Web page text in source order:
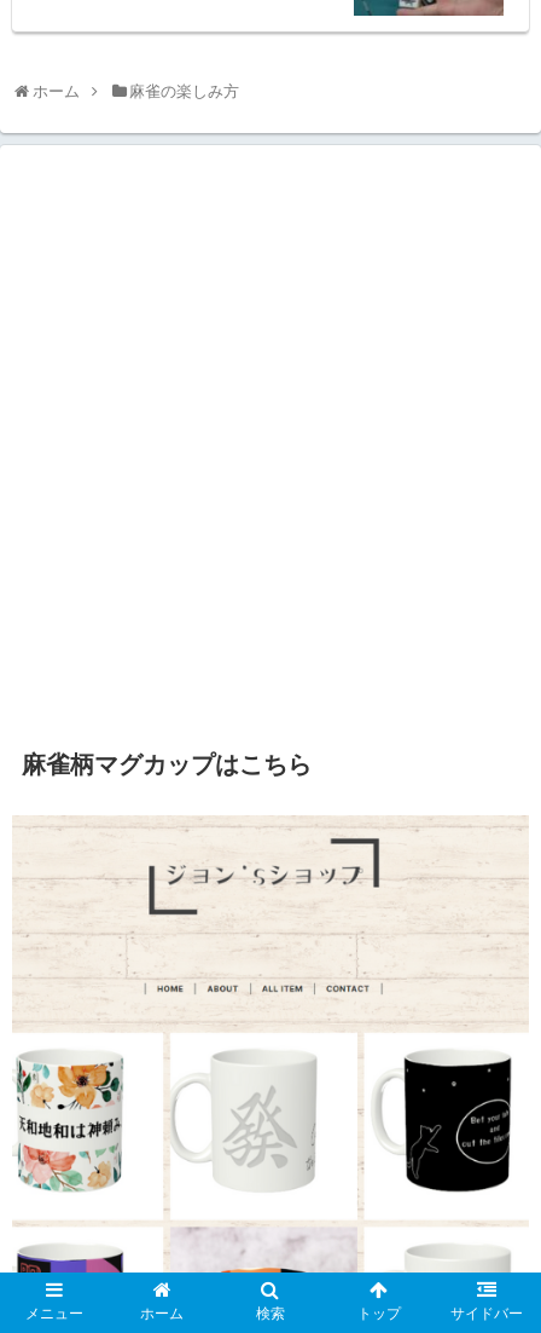
ホーム 麻雀の楽しみ方
麻雀柄マグカップはこちら
メニュー ホーム 検索 トップ サイドバー